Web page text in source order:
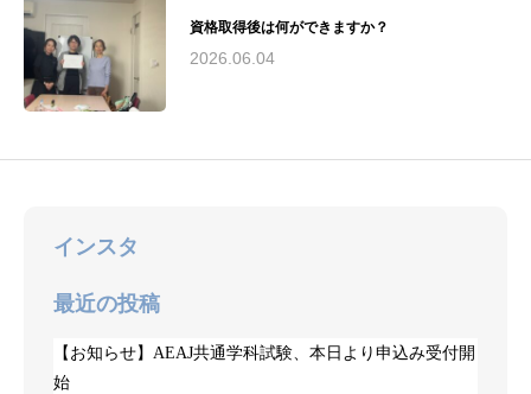
資格取得後は何ができますか？
2026.06.04
インスタ
最近の投稿
【お知らせ】AEAJ共通学科試験、本日より申込み受付開
始